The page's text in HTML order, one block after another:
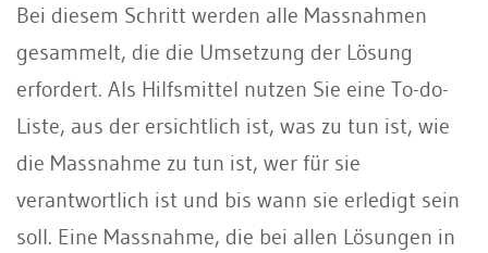
Bei diesem Schritt werden alle Massnahmen
gesammelt, die die Umsetzung der Lösung
erfordert. Als Hilfsmittel nutzen Sie eine To-do-
Liste, aus der ersichtlich ist, was zu tun ist, wie
die Massnahme zu tun ist, wer für sie
verantwortlich ist und bis wann sie erledigt sein
soll. Eine Massnahme, die bei allen Lösungen in